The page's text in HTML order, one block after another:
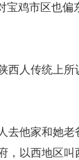
宝鸡市区也
西人传统上
去他家和她
，以西地区叫